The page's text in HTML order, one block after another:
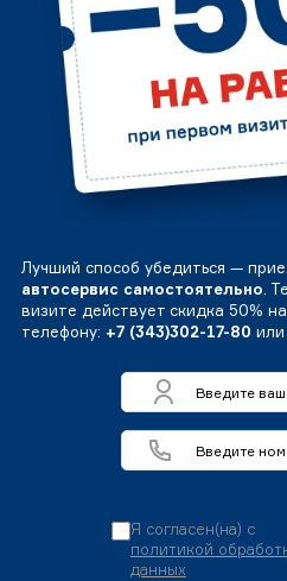
Лучший способ убедиться —
автосервис самостоятельно.
визите действует скидка 50%
телефону: +7 (343)302-17-80
Я согласен(на) с
политикой
данных